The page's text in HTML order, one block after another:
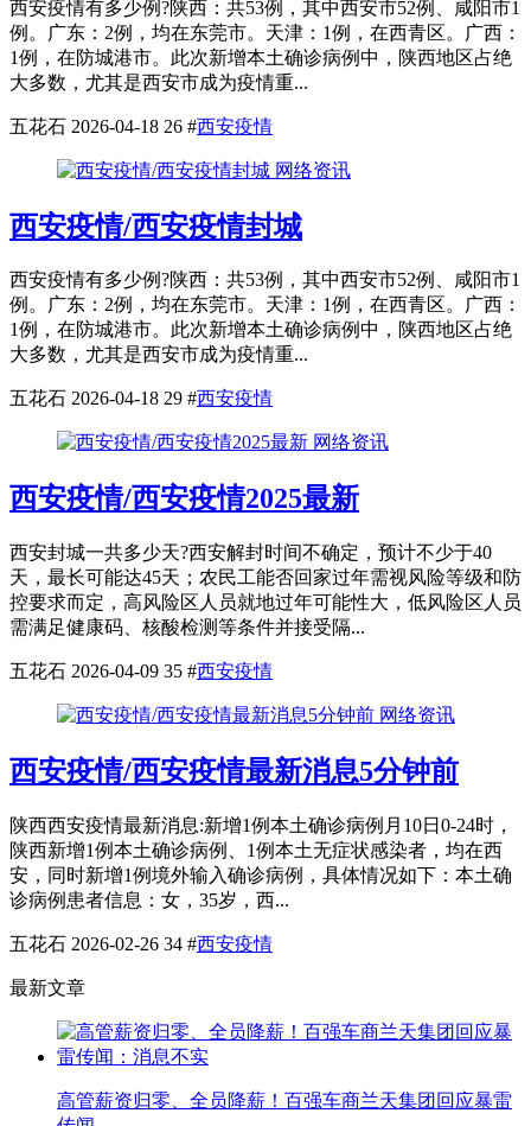
西安疫情有多少例?陕西：共53例，其中西安市52例、咸阳市1
例。广东：2例，均在东莞市。天津：1例，在西青区。广西：
1例，在防城港市。此次新增本土确诊病例中，陕西地区占绝
大多数，尤其是西安市成为疫情重...
五花石 2026-04-18 26 #西安疫情
网络资讯
西安疫情/西安疫情封城
西安疫情有多少例?陕西：共53例，其中西安市52例、咸阳市1
例。广东：2例，均在东莞市。天津：1例，在西青区。广西：
1例，在防城港市。此次新增本土确诊病例中，陕西地区占绝
大多数，尤其是西安市成为疫情重...
五花石 2026-04-18 29 #西安疫情
网络资讯
西安疫情/西安疫情2025最新
西安封城一共多少天?西安解封时间不确定，预计不少于40
天，最长可能达45天；农民工能否回家过年需视风险等级和防
控要求而定，高风险区人员就地过年可能性大，低风险区人员
需满足健康码、核酸检测等条件并接受隔...
五花石 2026-04-09 35 #西安疫情
网络资讯
西安疫情/西安疫情最新消息5分钟前
陕西西安疫情最新消息:新增1例本土确诊病例月10日0-24时，
陕西新增1例本土确诊病例、1例本土无症状感染者，均在西
安，同时新增1例境外输入确诊病例，具体情况如下：本土确
诊病例患者信息：女，35岁，西...
五花石 2026-02-26 34 #西安疫情
最新文章
高管薪资归零、全员降薪！百强车商兰天集团回应暴雷